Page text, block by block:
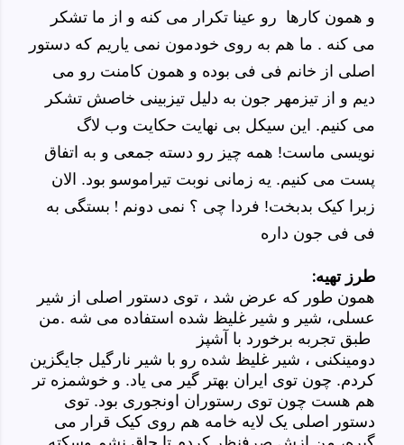
و همون کارها رو عینا تکرار می کنه و از ما تشکر
می کنه . ما هم به روی خودمون نمی یاریم که دستور
اصلی از خانم فی فی بوده و همون کامنت رو می
دیم و از تیزمهر جون به دلیل تیزبینی خاصش تشکر
می کنیم. این سیکل بی نهایت حکایت وب لاگ
نویسی ماست! همه چیز رو دسته جمعی و به اتفاق
پست می کنیم. یه زمانی نوبت تیراموسو بود. الان
زبرا کیک بدبخت! فردا چی ؟ نمی دونم ! بستگی به
فی فی جون داره
طرز تهیه:
همون طور که عرض شد ، توی دستور اصلی از شیر
عسلی، شیر و شیر غلیظ شده استفاده می شه .من
دومینکنی ، شیر غلیظ شده رو با شیر نارگیل جایگزین
کردم. چون توی ایران بهتر گیر می یاد. و خوشمزه تر
هم هست چون توی رستوران اونجوری بود. توی
دستور اصلی یک لایه خامه هم روی کیک قرار می